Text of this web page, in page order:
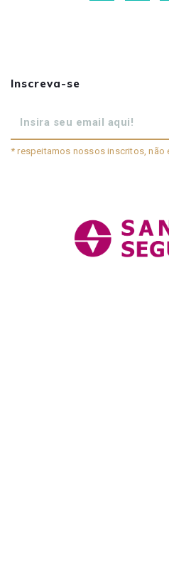
Inscreva-se
* respeitamos nossos inscritos, não